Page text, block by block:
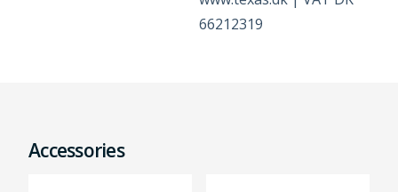
66212319
Accessories